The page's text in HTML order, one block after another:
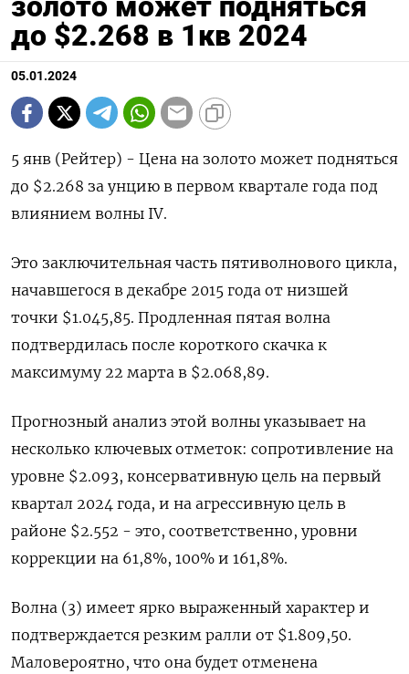
до $2.268 в 1кв 2024
05.01.2024
5 янв (Рейтер) - Цена на золото может подняться
до $2.268 за унцию в первом квартале года под
влиянием волны IV.
Это заключительная часть пятиволнового цикла,
начавшегося в декабре 2015 года от низшей
точки $1.045,85. Продленная пятая волна
подтвердилась после короткого скачка к
максимуму 22 марта в $2.068,89.
Прогнозный анализ этой волны указывает на
несколько ключевых отметок: сопротивление на
уровне $2.093, консервативную цель на первый
квартал 2024 года, и на агрессивную цель в
районе $2.552 - это, соответственно, уровни
коррекции на 61,8%, 100% и 161,8%.
Волна (3) имеет ярко выраженный характер и
подтверждается резким ралли от $1.809,50.
Маловероятно, что она будет отменена